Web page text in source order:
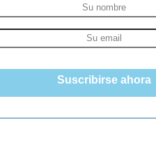
Suscribirse ahora